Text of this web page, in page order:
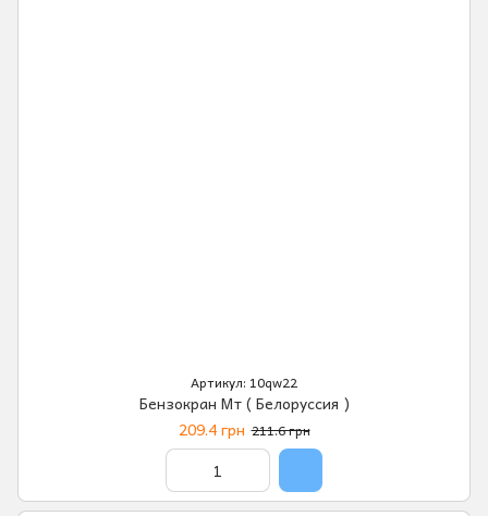
Артикул: 10qw22
Бензокран Мт ( Белоруссия )
209.4 грн 211.6 грн